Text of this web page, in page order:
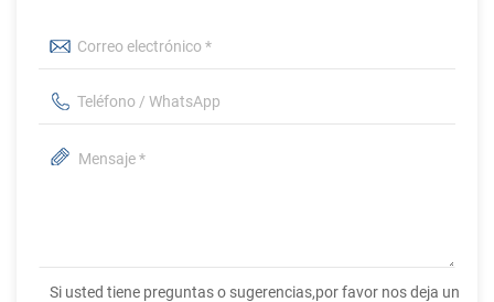
Si usted tiene preguntas o sugerencias,por favor nos deja un